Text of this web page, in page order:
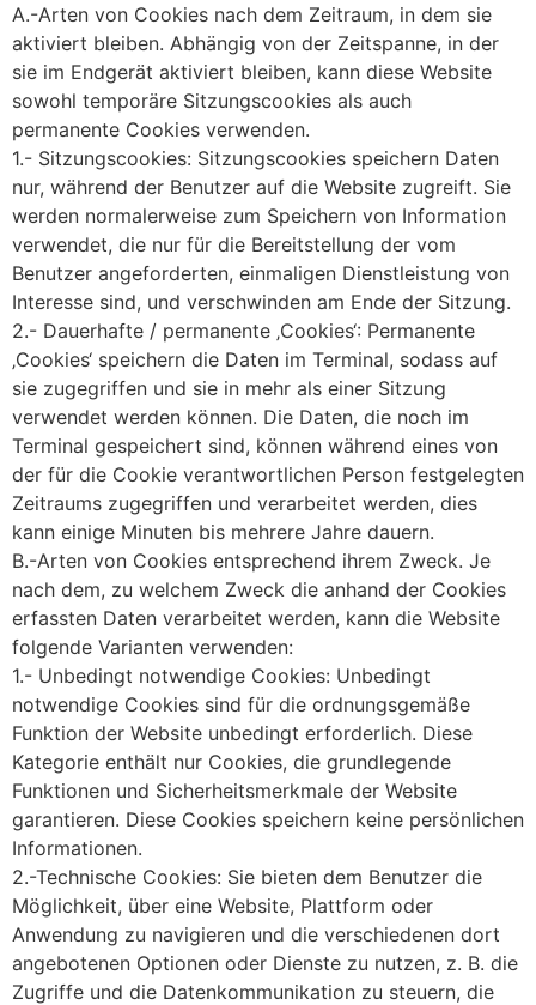
A.-Arten von Cookies nach dem Zeitraum, in dem sie
aktiviert bleiben. Abhängig von der Zeitspanne, in der
sie im Endgerät aktiviert bleiben, kann diese Website
sowohl temporäre Sitzungscookies als auch
permanente Cookies verwenden.
1.- Sitzungscookies: Sitzungscookies speichern Daten
nur, während der Benutzer auf die Website zugreift. Sie
werden normalerweise zum Speichern von Information
verwendet, die nur für die Bereitstellung der vom
Benutzer angeforderten, einmaligen Dienstleistung von
Interesse sind, und verschwinden am Ende der Sitzung.
2.- Dauerhafte / permanente ‚Cookies‘: Permanente
‚Cookies‘ speichern die Daten im Terminal, sodass auf
sie zugegriffen und sie in mehr als einer Sitzung
verwendet werden können. Die Daten, die noch im
Terminal gespeichert sind, können während eines von
der für die Cookie verantwortlichen Person festgelegten
Zeitraums zugegriffen und verarbeitet werden, dies
kann einige Minuten bis mehrere Jahre dauern.
B.-Arten von Cookies entsprechend ihrem Zweck. Je
nach dem, zu welchem Zweck die anhand der Cookies
erfassten Daten verarbeitet werden, kann die Website
folgende Varianten verwenden:
1.- Unbedingt notwendige Cookies: Unbedingt
notwendige Cookies sind für die ordnungsgemäße
Funktion der Website unbedingt erforderlich. Diese
Kategorie enthält nur Cookies, die grundlegende
Funktionen und Sicherheitsmerkmale der Website
garantieren. Diese Cookies speichern keine persönlichen
Informationen.
2.-Technische Cookies: Sie bieten dem Benutzer die
Möglichkeit, über eine Website, Plattform oder
Anwendung zu navigieren und die verschiedenen dort
angebotenen Optionen oder Dienste zu nutzen, z. B. die
Zugriffe und die Datenkommunikation zu steuern, die